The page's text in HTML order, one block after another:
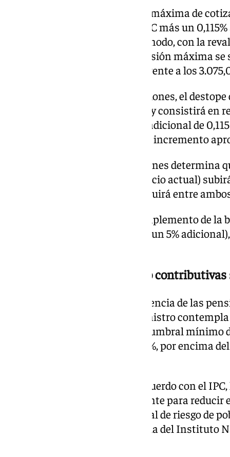
Al tiempo que aumenta la base máxima de
incrementará en 2025 con el IPC más un
reforma de pensiones. De este modo, con la
ese porcentaje adicional, la pensión máxima
mensuales por catorce pagas, frente a los
En virtud de la reforma de pensiones, el
comenzará a aplicarse en 2025 y consistirá
con el IPC más un incremento adicional de
hasta 2050, lo que supondrá un incremento
Asimismo, la reforma de pensiones determina
de género (33,2 euros en el ejercicio actual)
bienio 2024-2025, que se distribuirá entre
De este modo, para 2025, el complemento de
a un 7,8% (el IPC promedio más un 5%
Las pensiones mínimas y no
Para mejorar la equidad y suficiencia de las
Gobierno con Escrivá como ministro
contributivas para igualarse al umbral mínimo
que experimentaron fue del 6,9%, por encima
Así, una vez revalorizadas de acuerdo con el
se incrementarán adicionalmente para reducir
hasta alcanzar el 0,75 del umbral de riesgo de
Encuesta de Condiciones de Vida del Instituto